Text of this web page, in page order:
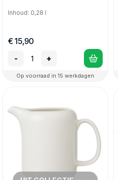
Inhoud: 0,28 l
€ 15,90
-
+
Op voorraad in 15 werkdagen